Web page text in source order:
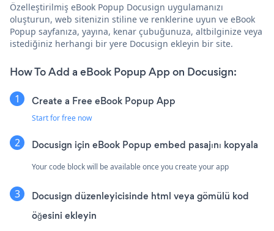
Özelleştirilmiş eBook Popup Docusign uygulamanızı
oluşturun, web sitenizin stiline ve renklerine uyun ve eBook
Popup sayfanıza, yayına, kenar çubuğunuza, altbilginize veya
istediğiniz herhangi bir yere Docusign ekleyin bir site.
How To Add a eBook Popup App on Docusign:
Create a Free eBook Popup App
Start for free now
Docusign için eBook Popup embed pasajını kopyala
Your code block will be available once you create your app
Docusign düzenleyicisinde html veya gömülü kod
öğesini ekleyin